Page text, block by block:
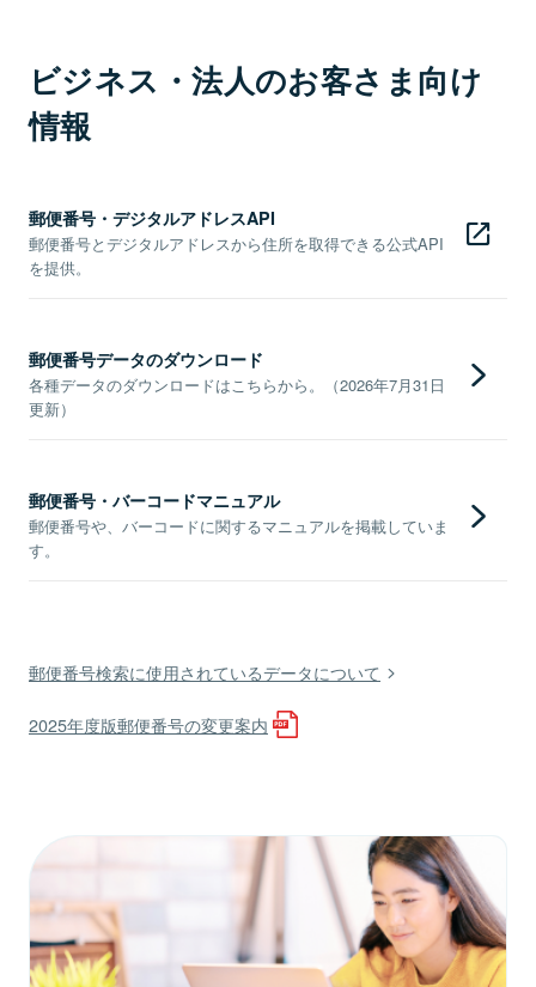
ビジネス・法人のお客さま向け
情報
郵便番号・デジタルアドレスAPI
郵便番号とデジタルアドレスから住所を取得できる公式API
を提供。
郵便番号データのダウンロード
各種データのダウンロードはこちらから。（2026年7月31日
更新）
郵便番号・バーコードマニュアル
郵便番号や、バーコードに関するマニュアルを掲載していま
す。
郵便番号検索に使用されているデータについて
2025年度版郵便番号の変更案内